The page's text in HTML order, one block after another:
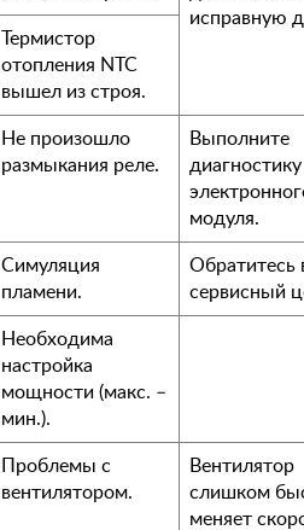
исправную
Термистор
отопления NTC
вышел из строя.
Не произошло
размыкания реле.
Выполните
диагностику
модуля.
Симуляция
пламени.
Обратитесь
сервисный
Необходима
настройка
мощности (макс. –
мин.).
Проблемы с
вентилятором.
Вентилятор
слишком
меняет